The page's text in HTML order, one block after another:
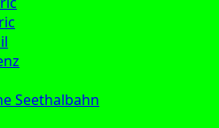
Seethalbahn